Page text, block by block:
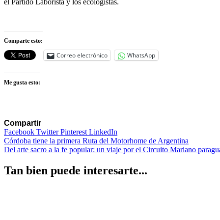
el Partido Laborista y los ecologistas.
Comparte esto:
Correo electrónico WhatsApp
Me gusta esto:
Compartir
Facebook TwitterPinterest LinkedIn
Navegación
de
entradas
Córdoba tiene la primera Ruta del Motorhome de Argentina
Del arte sacro a la fe popular: un viaje por el Circuito Mariano
Tan bien puede interesarte...